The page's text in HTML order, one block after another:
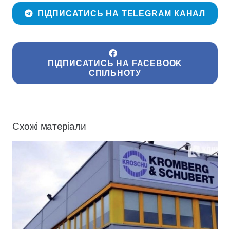
ПІДПИСАТИСЬ НА TELEGRAM КАНАЛ
ПІДПИСАТИСЬ НА FACEBOOK
СПІЛЬНОТУ
Схожі матеріали